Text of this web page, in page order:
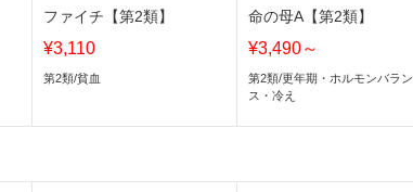
ファイチ【第2類】
¥3,110
第2類/貧血
の生薬＋ビタミン類配合
命の母A【第2類】
¥3,490～
第2類/更年期・ホルモンバラン
ス・冷え